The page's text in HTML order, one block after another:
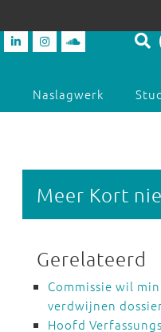
Naslagwerk
Meer Kort
Gerelateerd
Commissie wil
verdwijnen
Hoofd